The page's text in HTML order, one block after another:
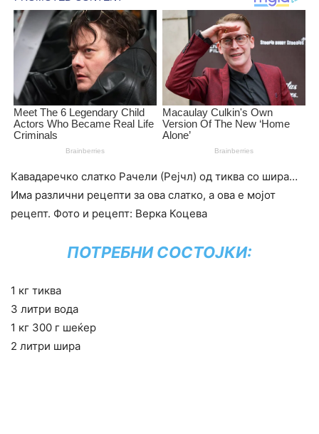
Кавадаречко слатко Рачели (Рејчл) од тиква со шира…
Има различни рецепти за ова слатко, а ова е мојот
рецепт. Фото и рецепт: Верка Коцева
ПОТРЕБНИ СОСТОЈКИ:
1 кг тиква
3 литри вода
1 кг 300 г шеќер
2 литри шира